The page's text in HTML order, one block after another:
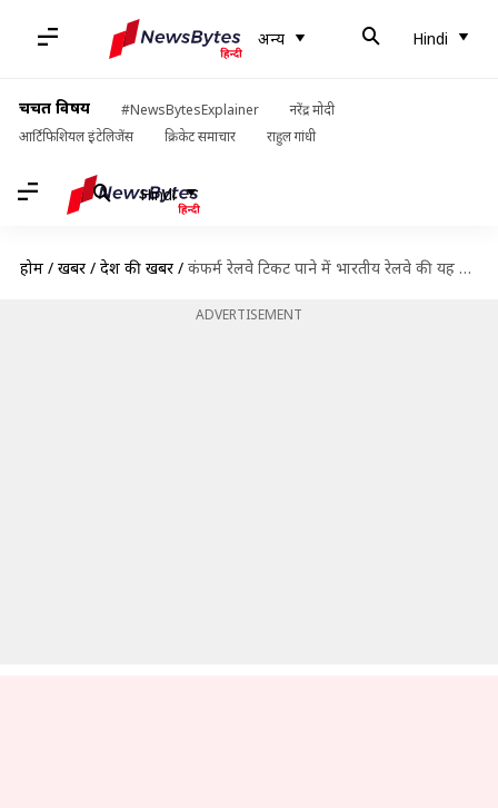
अन्य Hindi
चर्चित विषय #NewsBytesExplainer
नरेंद्र मोदी
आर्टिफिशियल इंटेलिजेंस
क्रिकेट समाचार राहुल गांधी
Hindi
होम / खबरें / देश की खबरें / कंफर्म रेलवे टिकट पाने में भारतीय रेलवे की यह योजना कर सकती है आपकी मदद
ADVERTISEMENT